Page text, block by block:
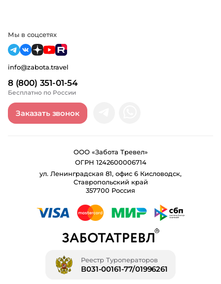
8 (800) 351-01-54
Бесплатно по России
info@zabota.travel
Заказать звонок
Мы в соцсетях
ООО «Забота Тревел»
ОГРН 1242600006714
ул. Ленинградская 81, офис 6 Кисловодск,
Ставропольский край
357700 Россия
Реестр Туроператоров
В031-00161-77/01996261